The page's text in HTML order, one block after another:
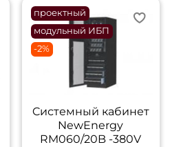
проектный
модульный ИБП
-2%
Cистемный кабинет
NewEnergy
RM060/20B -380V